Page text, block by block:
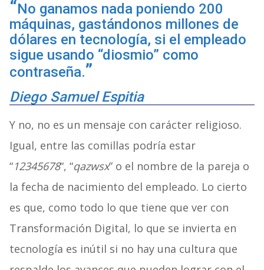
No ganamos nada poniendo 200
máquinas, gastándonos millones de
dólares en tecnología, si el empleado
sigue usando “diosmio” como
contraseña.
Diego Samuel Espitia
Y no, no es un mensaje con carácter religioso.
Igual, entre las comillas podría estar
“12345678“, “qazwsx” o el nombre de la pareja o
la fecha de nacimiento del empleado. Lo cierto
es que, como todo lo que tiene que ver con
Transformación Digital, lo que se invierta en
tecnología es inútil si no hay una cultura que